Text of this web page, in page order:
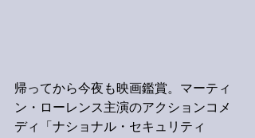
帰ってから今夜も映画鑑賞。マーティ
ン・ローレンス主演のアクションコメ
ディ「ナショナル・セキュリティ